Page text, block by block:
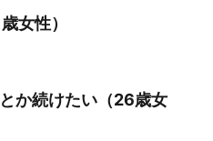
女性）
か続けたい（26歳女